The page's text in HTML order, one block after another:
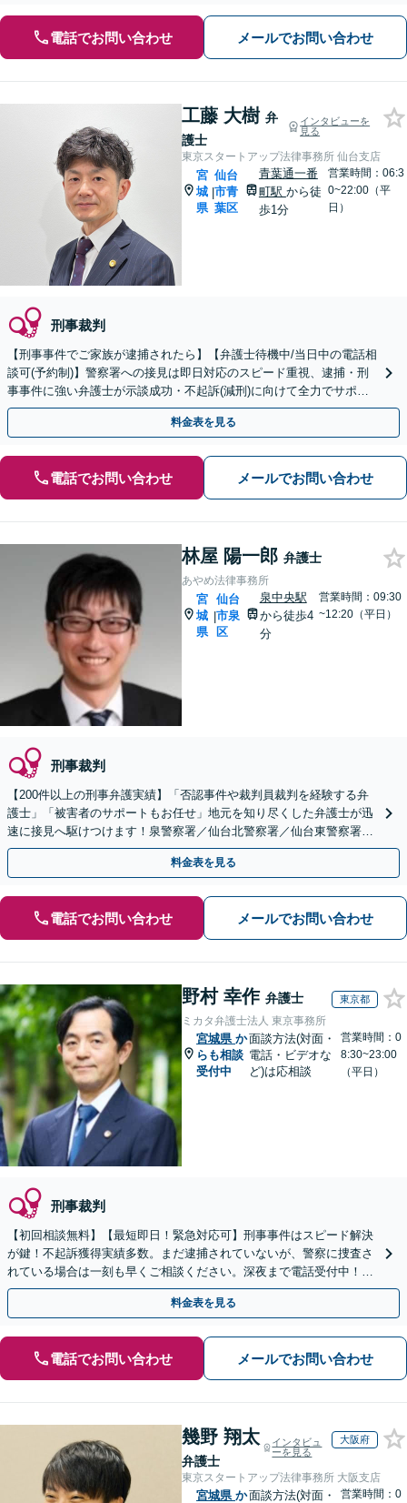
電話でお問い合わせ メールでお問い合わせ
工藤 大樹 弁
護士
インタビューを
見る
東京スタートアップ法律事務所 仙台支店
宮
城
県
|
仙台
市青
葉区
青葉通一番
町駅 から徒
歩1分
営業時間：06:3
0~22:00（平
日）
刑事裁判
【刑事事件でご家族が逮捕されたら】【弁護士待機中/当日中の電話相
談可(予約制)】警察署への接見は即日対応のスピード重視、逮捕・刑
事事件に強い弁護士が示談成功・不起訴(減刑)に向けて全力でサポー
トします。【加害者側の相談専門】
料金表を見る
電話でお問い合わせ メールでお問い合わせ
林屋 陽一郎 弁護士
あやめ法律事務所
宮
城
県
|
仙台
市泉
区
泉中央駅
から徒歩4
分
営業時間：09:30
~12:20（平日）
刑事裁判
【200件以上の刑事弁護実績】「否認事件や裁判員裁判を経験する弁
護士」「被害者のサポートもお任せ」地元を知り尽くした弁護士が迅
速に接見へ駆けつけます！泉警察署／仙台北警察署／仙台東警察署／
仙台南警察署／仙台中央警察署／若林警察署など
料金表を見る
電話でお問い合わせ メールでお問い合わせ
野村 幸作 弁護士 東京都
ミカタ弁護士法人 東京事務所
宮城県 か
らも相談
受付中
面談方法(対面・
電話・ビデオな
ど)は応相談
営業時間：0
8:30~23:00
（平日）
刑事裁判
【初回相談無料】【最短即日！緊急対応可】刑事事件はスピード解決
が鍵！不起訴獲得実績多数。まだ逮捕されていないが、警察に捜査さ
れている場合は一刻も早くご相談ください。深夜まで電話受付中！痴
漢／盗撮／のぞき／その他性犯罪など
料金表を見る
電話でお問い合わせ メールでお問い合わせ
幾野 翔太
弁護士
インタビュ
ーを見る
大阪府
東京スタートアップ法律事務所 大阪支店
宮城県 か面談方法(対面・
営業時間：0